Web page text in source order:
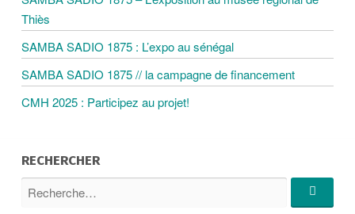
O
N
D
E
S
Thiès
SAMBA SADIO 1875 : L’expo au sénégal
SAMBA SADIO 1875 // la campagne de financement
CMH 2025 : Participez au projet!
RECHERCHER
R
R